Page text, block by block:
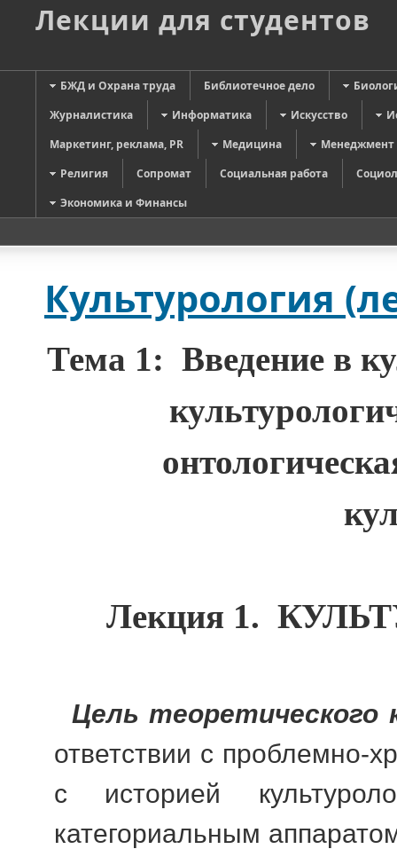
Лекции для студентов
БЖД и Охрана труда Библиотечное дело
Журналистика
Информатика Искусство
Маркетинг, реклама, PR
Медицина
Менеджмент
Религия
Сопромат Социальная работа
Экономика и Финансы
Культурология
Тема 1: Введение в
Лекция 1.
Цель теоретического
ответствии с проблемно-
с историей
категориальным